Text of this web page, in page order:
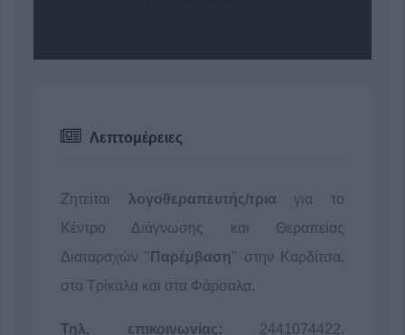
Λεπτομέρειες
Ζητείται λογοθεραπευτής/τρια για το
Κέντρο Διάγνωσης και Θεραπείας
Διαταραχών " Παρέμβαση" στην Καρδίτσα,
στα Τρίκαλα και στα Φάρσαλα.
Τηλ. επικοινωνίας: 2441074422,